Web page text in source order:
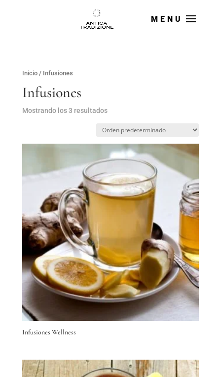
Inicio/ Infusiones
Infusiones
Mostrando los 3 resultados
Infusiones Wellness